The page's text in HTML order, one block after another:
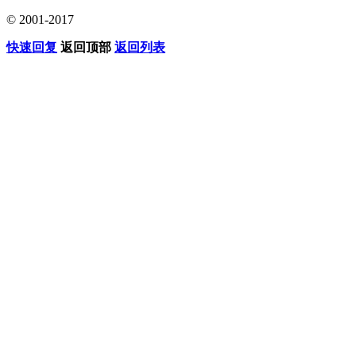
© 2001-2017
快速回复 返回顶部 返回列表